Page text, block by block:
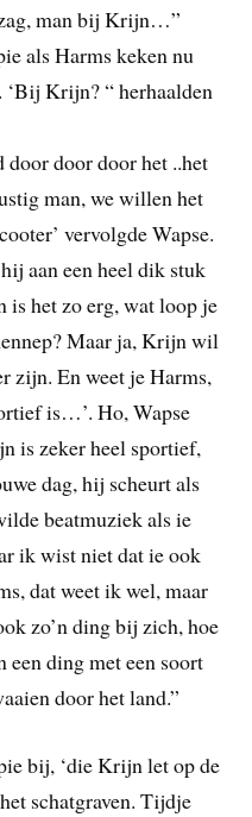
man bij Krijn…”
als Harms keken nu
‘Bij Krijn? “ herhaalden
door door door het ..het
man, we willen het
vervolgde Wapse.
aan een heel dik stuk
is het zo erg, wat loop je
Maar ja, Krijn wil
zijn. En weet je Harms,
is…’. Ho, Wapse
is zeker heel sportief,
dag, hij scheurt als
beatmuziek als ie
ik wist niet dat ie ook
dat weet ik wel, maar
zo’n ding bij zich, hoe
een ding met een soort
door het land.”
bij, ‘die Krijn let op de
schatgraven. Tijdje